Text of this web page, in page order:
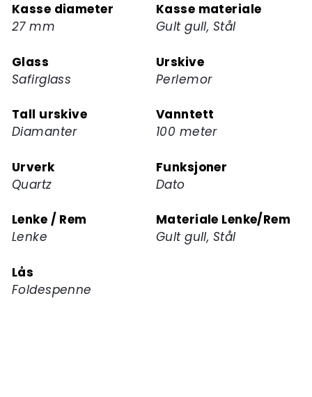
ventelisten
for
produktet
Kasse diameter
27 mm
Kasse materiale
Gult gull, Stål
Glass
Safirglass
Urskive
Perlemor
Tall urskive
Diamanter
Vanntett
100 meter
Urverk
Quartz
Funksjoner
Dato
Lenke / Rem
Lenke
Materiale Lenke/Rem
Gult gull, Stål
Lås
Foldespenne